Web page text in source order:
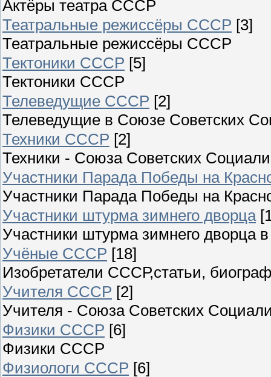
Актёры театра СССР
Театральные режиссёры СССР [3]
Театральные режиссёры СССР
Тектоники СССР [5]
Тектоники СССР
Телеведущие СССР [2]
Телеведущие в Союзе Советских
Техники СССР [2]
Техники - Союза Советских
Участники Парада Победы на
Участники Парада Победы на
Участники штурма зимнего дворца
Участники штурма зимнего дворца в
Учёные СССР [18]
Изобретатели СССР,статьи,
Учителя СССР [2]
Учителя - Союза Советских
Физики СССР [6]
Физики СССР
Физиологи СССР [6]